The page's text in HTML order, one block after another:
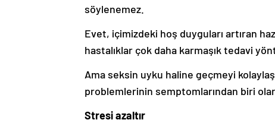
söylenemez.
Evet, içimizdeki hoş duyguları artıran
hastalıklar çok daha karmaşık tedavi
Ama seksin uyku haline geçmeyi
problemlerinin semptomlarından biri
Stresi azaltır